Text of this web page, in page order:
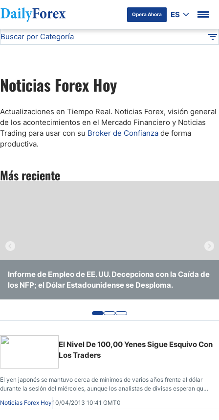
Opera Ahora ES
Divulgación del Anunciante
Buscar por Categoría
Comunicado de Prensa
Forex Figures
Webinars
Noticias Forex Hoy
Actualizaciones en Tiempo Real. Noticias Forex, visión general
de los acontecimientos en el Mercado Financiero y Noticias
Trading para usar con su Broker de Confianza de forma
productiva.
Más reciente
Informe de Empleo de EE. UU. Decepciona con la Caída de
los NFP; el Dólar Estadounidense se Desploma.
Forex Hoy: Los Iraníes Siembran Dudas sobre el Progreso
Forex Hoy: Principales Índices de EE. UU. Alcanzan
Máximos Históricos
El Nivel De 100,00 Yenes Sigue Esquivo Con
Los Traders
El yen japonés se mantuvo cerca de mínimos de varios años frente al dólar
durante la sesión del miércoles, aunque los analistas de divisas esperan que
el yen probablemente rompa la barrera de 100,00 a corto plazo debido a la
nueva y agresiva política que el Banco de Japón se comprometió a tomar.
Noticias Forex Hoy10/04/2013 10:41 GMT0